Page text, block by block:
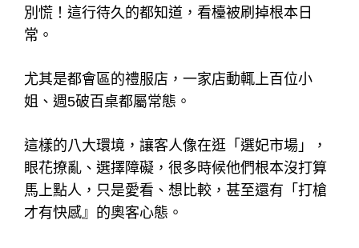
別慌！這行待久的都知道，看檯被刷掉根本日
常。
尤其是都會區的禮服店，一家店動輒上百位小
姐、週5破百桌都屬常態。
這樣的八大環境，讓客人像在逛「選妃市場」，
眼花撩亂、選擇障礙，很多時候他們根本沒打算
馬上點人，只是愛看、想比較，甚至還有「打槍
才有快感』的奧客心態。